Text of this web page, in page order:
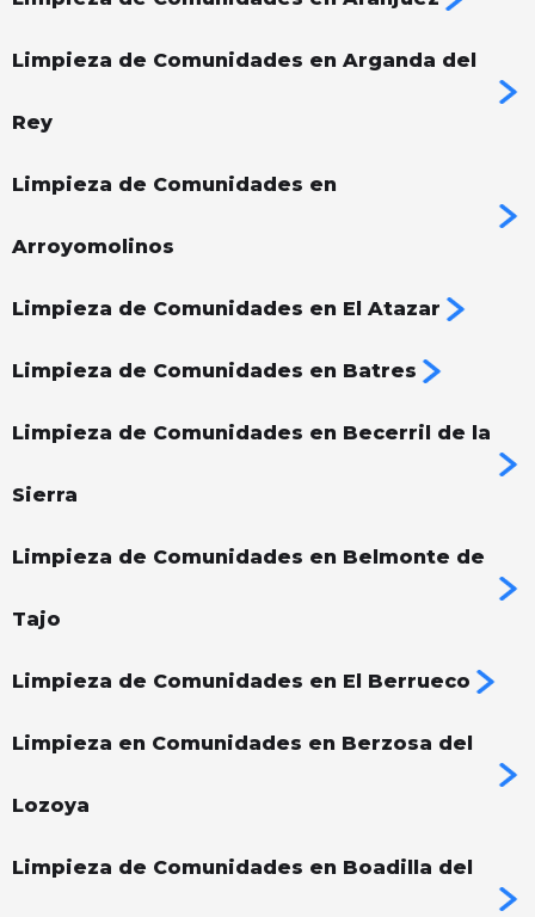
Limpieza de Comunidades en Arganda del
Rey
Limpieza de Comunidades en
Arroyomolinos
Limpieza de Comunidades en El Atazar
Limpieza de Comunidades en Batres
Limpieza de Comunidades en Becerril de la
Sierra
Limpieza de Comunidades en Belmonte de
Tajo
Limpieza de Comunidades en El Berrueco
Limpieza en Comunidades en Berzosa del
Lozoya
Limpieza de Comunidades en Boadilla del